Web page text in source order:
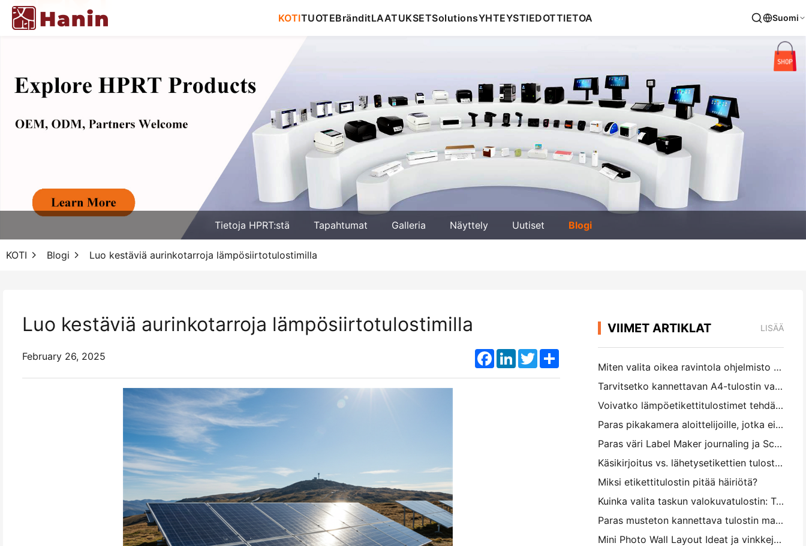
KOTITUOTEBränditLAATUKSETSolutionsYHTEYSTIEDOTTIETOA Suomi
Tietoja HPRT:stä Tapahtumat Galleria Näyttely Uutiset Blogi
KOTI Blogi Luo kestäviä aurinkotarroja lämpösiirtotulostimilla
Luo kestäviä aurinkotarroja lämpösiirtotulostimilla
February 26, 2025 Facebook
LinkedInTwitterShare
VIIMET ARTIKLAT LISÄÄ
Miten valita oikea ravintola ohjelmisto pieni tai keskikokoinen ravintola
Tarvitsetko kannettavan A4-tulostin varastolaskuihin? Mikä todella toimii
Voivatko lämpöetikettitulostimet tehdä vesitiivisiä etikettejä pienille yritystuotteille?
Paras pikakamera aloittelijoille, jotka eivät halua tuhlata paperia
Paras väri Label Maker journaling ja Scrapbooking: Lisää lisää väriä jokaiselle sivulle
Käsikirjoitus vs. lähetysetikettien tulostus: vinkkejä pienille yrityksille vuonna 2026
Miksi etikettitulostin pitää häiriötä?
Kuinka valita taskun valokuvatulostin: Täydellinen opas päiväkirjan, matkan ja iPhone-käyttäjille
Paras musteton kannettava tulostin matkalle, koululle ja mobiilityölle: Hanin MT620 Pro Review
Mini Photo Wall Layout Ideat ja vinkkejä makuuhuoneen ja asunnon koristelu